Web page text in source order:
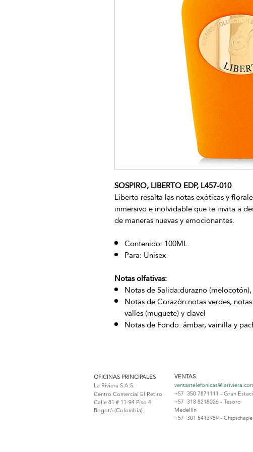
SOSPIRO, LIBERTO EDP, L457-010
Liberto resalta las notas exóticas y
inmersivo e inolvidable que te invita a
de maneras nuevas y emocionantes.
Contenido: 100ML.
Para: Unisex
Notas olfativas:
Notas de Salida:durazno
Notas de Corazón:notas verdes,
valles (muguete) y clavel
Notas de Fondo: ámbar, vainilla y
OFICINAS PRINCIPALES
La Riviera S.A.S.
Centro Comercial El Retiro
Calle 81 # 11-94 Piso 4
Bogotá (Colombia)
VENTAS
+57 350 7871111 - Gran
+57 318 8218026 - Tesoro
Medellín
+57 301 5413989 -